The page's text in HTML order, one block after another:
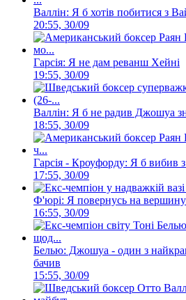
Валлін: Я б хотів побитися з
20:55, 30/09
Гарсія: Я не дам реванш Хейні
19:55, 30/09
Валлін: Я б не радив Джошуа
18:55, 30/09
Гарсія - Кроуфорду: Я б вибив
17:55, 30/09
Ф'юрі: Я повернусь на вершину
16:55, 30/09
Белью: Джошуа - один з
бачив
15:55, 30/09